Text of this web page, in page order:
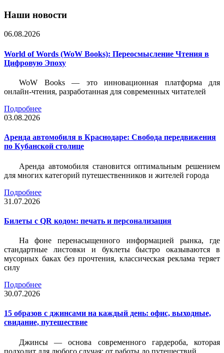
Наши новости
06.08.2026
World of Words (WoW Books): Переосмысление Чтения в
Цифровую Эпоху
WoW Books — это инновационная платформа для
онлайн-чтения, разработанная для современных читателей
Подробнее
03.08.2026
Аренда автомобиля в Краснодаре: Свобода передвижения
по Кубанской столице
Аренда автомобиля становится оптимальным решением
для многих категорий путешественников и жителей города
Подробнее
31.07.2026
Билеты c QR кодом: печать и персонализация
На фоне перенасыщенного информацией рынка, где
стандартные листовки и буклеты быстро оказываются в
мусорных баках без прочтения, классическая реклама теряет
силу
Подробнее
30.07.2026
15 образов с джинсами на каждый день: офис, выходные,
свидание, путешествие
Джинсы — основа современного гардероба, которая
подходит для любого случая: от работы до путешествий